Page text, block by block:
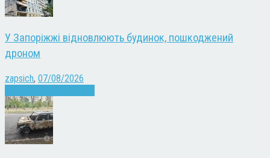
У Запоріжжі відновлюють будинок, пошкоджений
дроном
zapsich, 07/08/2026